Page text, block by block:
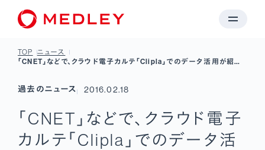
TOP
ニュース
「CNET」などで、クラウド電子カルテ「Clipla」でのデータ活用が紹介
過去のニュース 2016.02.18
「CNET」などで、クラウド電子
カルテ「Clipla」でのデータ活